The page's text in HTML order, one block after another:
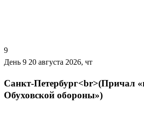
9
День 9 20 августа 2026, чт
Санкт-Петербург<br>(Причал
Обуховской обороны»)